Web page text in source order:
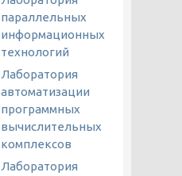
параллельных
информационных
технологий
Лаборатория
автоматизации
программных
вычислительных
комплексов
Лаборатория